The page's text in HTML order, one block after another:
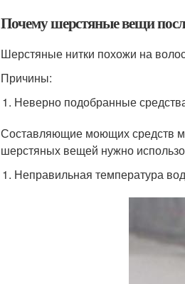
Почему шерстяные вещи
Шерстяные нитки похожи на
Причины:
Неверно подобранные
Составляющие моющих средств
шерстяных вещей нужно
Неправильная температура